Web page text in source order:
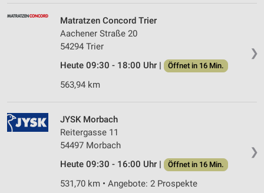
❯
Matratzen Concord Trier
Aachener Straße 20
54294 Trier
Heute 09:30 - 18:00 Uhr |
Öffnet in 16 Min.
563,94 km
❯
JYSK Morbach
Reitergasse 11
54497 Morbach
Heute 09:30 - 16:00 Uhr |
Öffnet in 16 Min.
531,70 km • Angebote: 2 Prospekte